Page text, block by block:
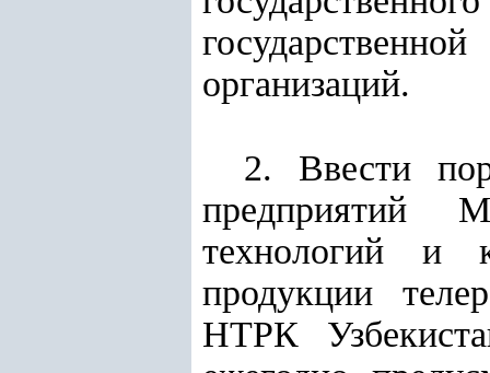
организаций.
2. Ввести
предприятий
технологий и
продукции
НТРК